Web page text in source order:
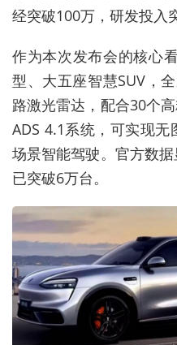
经突破100万，研发投入
作为本次发布会的核心
型、大五座智慧SUV ，
路激光雷达，配合30个
ADS 4.1系统，可实现无
场景智能驾驶。官方数
已突破6万台。